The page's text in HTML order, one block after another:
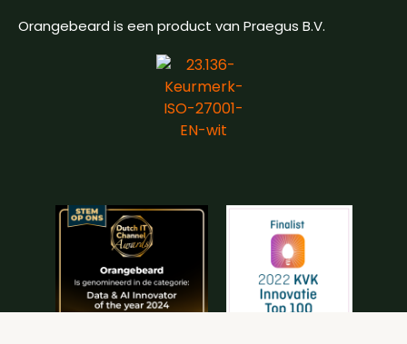
Orangebeard is een product van Praegus B.V.